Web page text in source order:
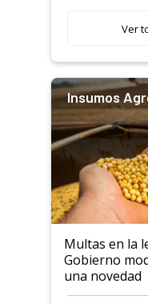
Ver
Insumos
Multas en la
Gobierno
una novedad